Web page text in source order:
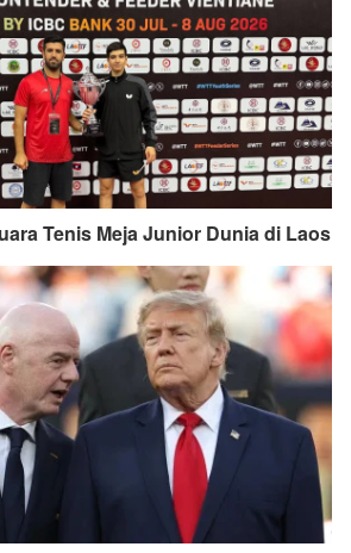
Tenis Meja Junior Dunia di Laos